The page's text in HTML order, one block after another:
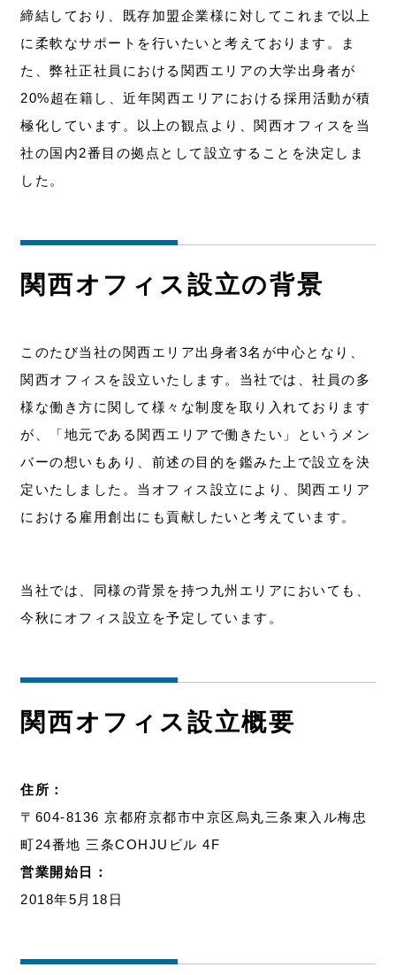
締結しており、既存加盟企業様に対してこれまで以上
に柔軟なサポートを行いたいと考えております。ま
た、弊社正社員における関西エリアの大学出身者が
20%超在籍し、近年関西エリアにおける採用活動が積
極化しています。以上の観点より、関西オフィスを当
社の国内2番目の拠点として設立することを決定しま
した。
関西オフィス設立の背景
このたび当社の関西エリア出身者3名が中心となり、
関西オフィスを設立いたします。当社では、社員の多
様な働き方に関して様々な制度を取り入れております
が、「地元である関西エリアで働きたい」というメン
バーの想いもあり、前述の目的を鑑みた上で設立を決
定いたしました。当オフィス設立により、関西エリア
における雇用創出にも貢献したいと考えています。
当社では、同様の背景を持つ九州エリアにおいても、
今秋にオフィス設立を予定しています。
関西オフィス設立概要
住所：
〒604-8136 京都府京都市中京区烏丸三条東入ル梅忠
町24番地 三条COHJUビル 4F
営業開始日：
2018年5月18日